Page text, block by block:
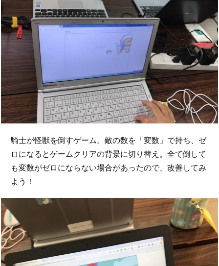
騎士が怪獣を倒すゲーム。敵の数を「変数」で持ち、ゼ
ロになるとゲームクリアの背景に切り替え。全て倒して
も変数がゼロにならない場合があったので、改善してみ
よう！